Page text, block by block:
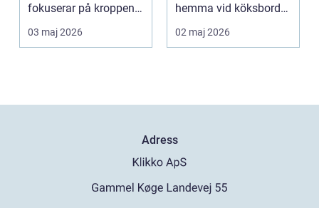
fokuserar på kroppens
egen förmåga att lä...
03 maj 2026
hemma vid köksbordet
finns det ba...
02 maj 2026
Adress